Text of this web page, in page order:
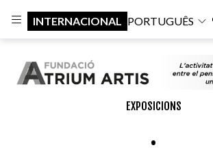
INTERNACIONAL PORTUGUÊS
EXPOSICIONS
.